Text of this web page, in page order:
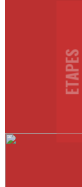
ETAPES